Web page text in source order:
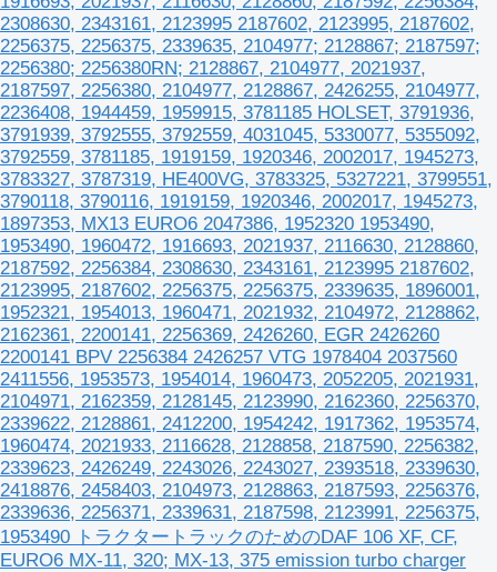
2308630, 2343161, 2123995 2187602, 2123995, 2187602,
2256375, 2256375, 2339635, 2104977; 2128867; 2187597;
2256380; 2256380RN; 2128867, 2104977, 2021937,
2187597, 2256380, 2104977, 2128867, 2426255, 2104977,
2236408, 1944459, 1959915, 3781185 HOLSET, 3791936,
3791939, 3792555, 3792559, 4031045, 5330077, 5355092,
3792559, 3781185, 1919159, 1920346, 2002017, 1945273,
3783327, 3787319, HE400VG, 3783325, 5327221, 3799551,
3790118, 3790116, 1919159, 1920346, 2002017, 1945273,
1897353, MX13 EURO6 2047386, 1952320 1953490,
1953490, 1960472, 1916693, 2021937, 2116630, 2128860,
2187592, 2256384, 2308630, 2343161, 2123995 2187602,
2123995, 2187602, 2256375, 2256375, 2339635, 1896001,
1952321, 1954013, 1960471, 2021932, 2104972, 2128862,
2162361, 2200141, 2256369, 2426260, EGR 2426260
2200141 BPV 2256384 2426257 VTG 1978404 2037560
2411556, 1953573, 1954014, 1960473, 2052205, 2021931,
2104971, 2162359, 2128145, 2123990, 2162360, 2256370,
2339622, 2128861, 2412200, 1954242, 1917362, 1953574,
1960474, 2021933, 2116628, 2128858, 2187590, 2256382,
2339623, 2426249, 2243026, 2243027, 2393518, 2339630,
2418876, 2458403, 2104973, 2128863, 2187593, 2256376,
2339636, 2256371, 2339631, 2187598, 2123991, 2256375,
1953490 トラクタートラックのためのDAF 106 XF, CF,
EURO6 MX-11, 320; MX-13, 375 emission turbo charger